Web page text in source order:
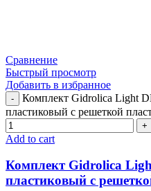
Сравнение
Быстрый просмотр
Добавить в избранное
Комплект Gidrolica Light
пластиковый с решеткой
Add to cart
Комплект Gidrolica
пластиковый с